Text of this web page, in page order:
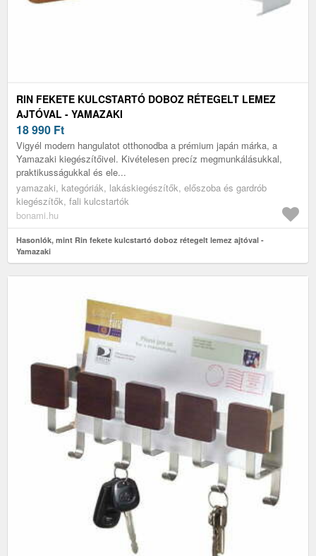
RIN FEKETE KULCSTARTÓ DOBOZ RÉTEGELT LEMEZ
AJTÓVAL - YAMAZAKI
18 990 Ft
Vigyél modern hangulatot otthonodba a prémium japán márka, a
Yamazaki kiegészítőivel. Kivételesen precíz megmunkálásukkal,
praktikusságukkal és ele...
yamazaki, kategóriák, lakáskiegészítők, előszoba és gardrób
kiegészítők, fali kulcstartók
bonami.hu
Hasonlók, mint Rin fekete kulcstartó doboz rétegelt lemez ajtóval -
Yamazaki